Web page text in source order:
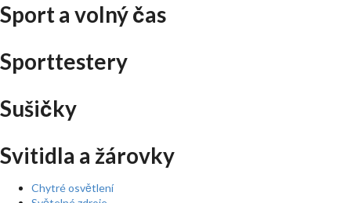
Sport a volný čas
Sporttestery
Sušičky
Svitidla a žárovky
Chytré osvětlení